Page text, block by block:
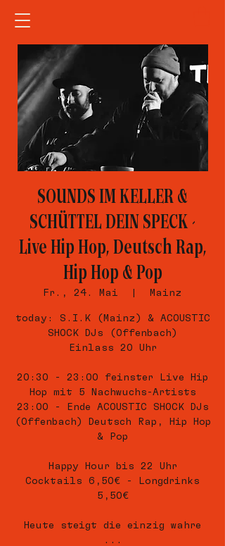
SOUNDS IM KELLER &
SCHÜTTEL DEIN SPECK -
Live Hip Hop, Deutsch Rap,
Hip Hop & Pop
Fr., 24. Mai Mainz
today: S.I.K (Mainz) & ACOUSTIC
SHOCK DJs (Offenbach)
Einlass 20 Uhr
20:30 - 23:00 feinster Live Hip
Hop mit 5 Nachwuchs-Artists
23:00 - Ende ACOUSTIC SHOCK DJs
(Offenbach) Deutsch Rap, Hip Hop
& Pop
Happy Hour bis 22 Uhr
Cocktails 6,50€ - Longdrinks
5,50€
Heute steigt die einzig wahre
...